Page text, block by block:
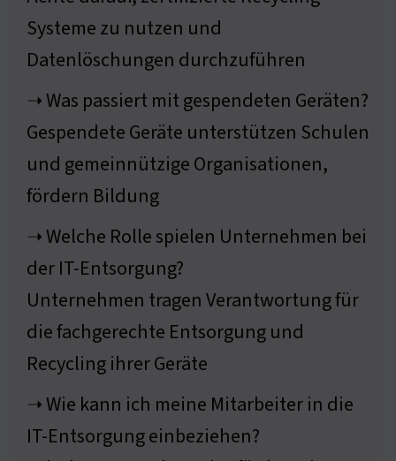
Systeme zu nutzen und
Datenlöschungen durchzuführen
➝ Was passiert mit gespendeten Geräten?
Gespendete Geräte unterstützen Schulen
und gemeinnützige Organisationen,
fördern Bildung
➝ Welche Rolle spielen Unternehmen bei
der IT-Entsorgung?
Unternehmen tragen Verantwortung für
die fachgerechte Entsorgung und
Recycling ihrer Geräte
➝ Wie kann ich meine Mitarbeiter in die
IT-Entsorgung einbeziehen?